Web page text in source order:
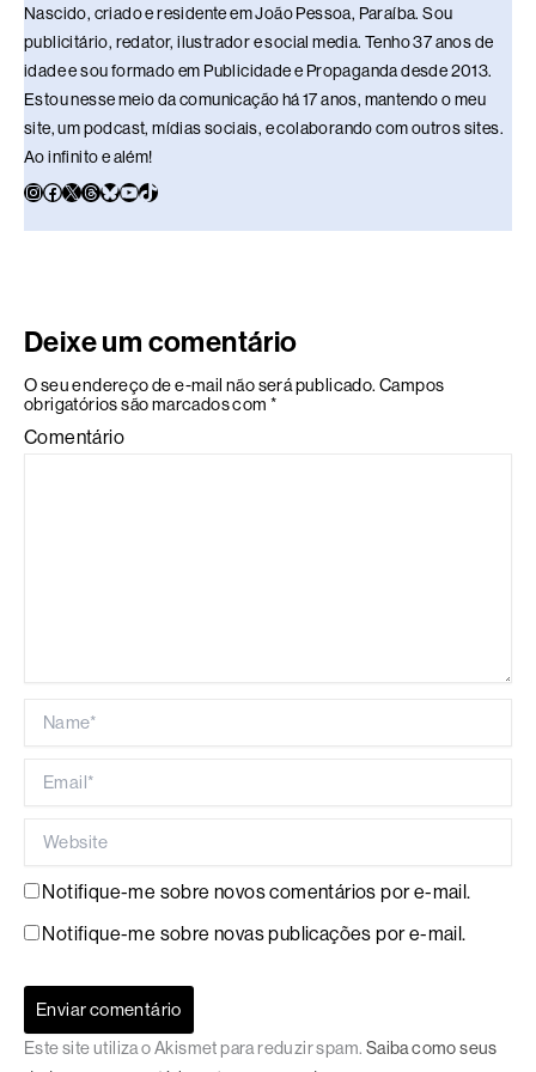
Nascido, criado e residente em João Pessoa, Paraíba. Sou
publicitário, redator, ilustrador e social media. Tenho 37 anos de
idade e sou formado em Publicidade e Propaganda desde 2013.
Estou nesse meio da comunicação há 17 anos, mantendo o meu
site, um podcast, mídias sociais, e colaborando com outros sites.
Ao infinito e além!
Deixe um comentário
O seu endereço de e-mail não será publicado. Campos
obrigatórios são marcados com *
Comentário
Notifique-me sobre novos comentários por e-mail.
Notifique-me sobre novas publicações por e-mail.
Este site utiliza o Akismet para reduzir spam. Saiba como seus